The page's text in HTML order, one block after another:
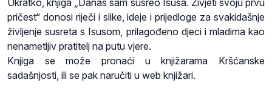
pričest“ donosi riječi i slike, ideje i prijedloge za svakidašnje
življenje susreta s Isusom, prilagođeno djeci i mladima kao
nenametljiv pratitelj na putu vjere.
Knjiga se može pronaći u knjižarama Kršćanske
sadašnjosti, ili se pak naručiti u web knjižari.